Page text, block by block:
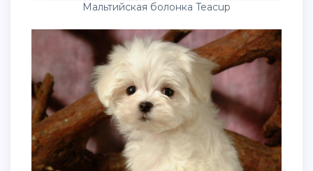
Мальтийская болонка Teacup